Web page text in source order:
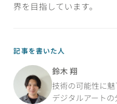
界を目指しています。
記事を書いた人
鈴木 翔
技術の可能性に
デジタルアート